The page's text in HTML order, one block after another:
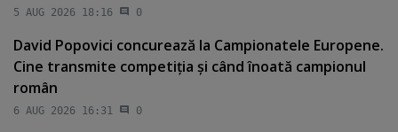
5 AUG 2026 18:16 0
David Popovici concurează la Campionatele Europene.
Cine transmite competiţia şi când înoată campionul
român
6 AUG 2026 16:31 0